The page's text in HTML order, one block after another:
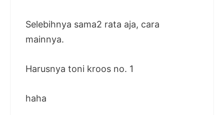
Selebihnya sama2 rata aja, cara
mainnya.
Harusnya toni kroos no. 1
haha